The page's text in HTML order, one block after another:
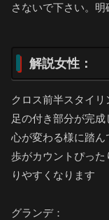
さないで下さい。明
解説女性：
クロス前半スタイリ
足の付き部分が完
心が変わる様に踏
歩がカウントぴっ
りやすくなります
グランデ：